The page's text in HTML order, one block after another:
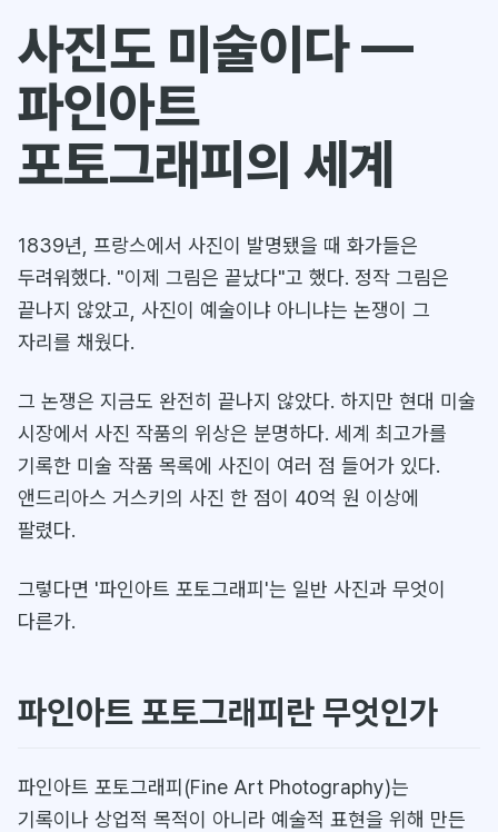
사진도 미술이다 —
파인아트
포토그래피의 세계
1839년, 프랑스에서 사진이 발명됐을 때 화가들은
두려워했다. "이제 그림은 끝났다"고 했다. 정작 그림은
끝나지 않았고, 사진이 예술이냐 아니냐는 논쟁이 그
자리를 채웠다.
그 논쟁은 지금도 완전히 끝나지 않았다. 하지만 현대 미술
시장에서 사진 작품의 위상은 분명하다. 세계 최고가를
기록한 미술 작품 목록에 사진이 여러 점 들어가 있다.
앤드리아스 거스키의 사진 한 점이 40억 원 이상에
팔렸다.
그렇다면 '파인아트 포토그래피'는 일반 사진과 무엇이
다른가.
파인아트 포토그래피란 무엇인가
파인아트 포토그래피(Fine Art Photography)는
기록이나 상업적 목적이 아니라 예술적 표현을 위해 만든